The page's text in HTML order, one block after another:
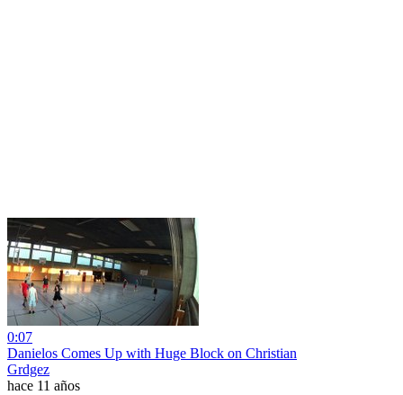
0:07
Danielos Comes Up with Huge Block on Christian
Grdgez
hace 11 años